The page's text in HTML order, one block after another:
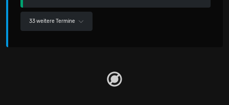
33 weitere Termine